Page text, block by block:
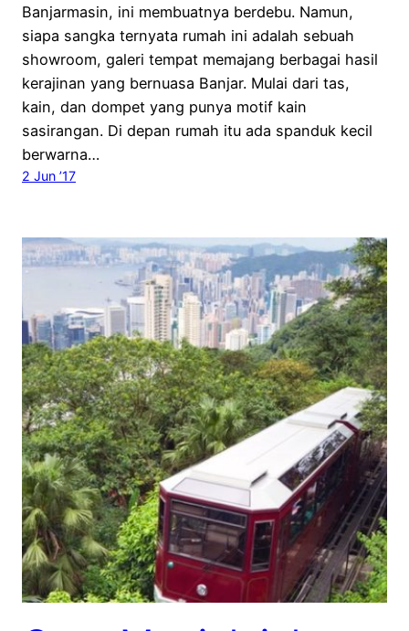
Banjarmasin, ini membuatnya berdebu. Namun,
siapa sangka ternyata rumah ini adalah sebuah
showroom, galeri tempat memajang berbagai hasil
kerajinan yang bernuasa Banjar. Mulai dari tas,
kain, dan dompet yang punya motif kain
sasirangan. Di depan rumah itu ada spanduk kecil
berwarna…
2 Jun ’17